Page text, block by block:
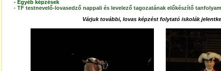
- Egyéb képzések
- TF testnevelő-lovasedző nappali és levelező tagozatának előkészítő
Várjuk további, lovas képzést folytató iskolák